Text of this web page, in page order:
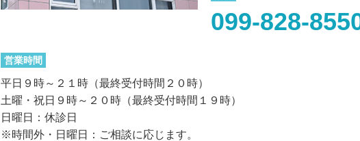
099-828-
営業時間
平日９時～２１時（最終受付時間２０時）
土曜・祝日９時～２０時（最終受付時間１９時）
日曜日：休診日
※時間外・日曜日：ご相談に応じます。